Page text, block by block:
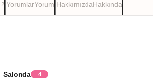
2 YorumlarYorum HakkımızdaHakkında
Salonda 4